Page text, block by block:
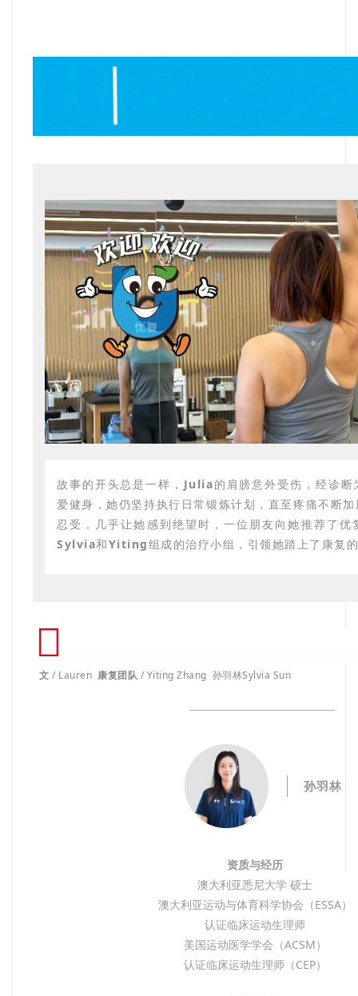
故事的开头总是一样， Julia的肩膀意外受伤，经诊
爱健身，她仍坚持执行日常锻炼计划，直至疼痛不断
忍受，几乎让她感到绝望时，一位朋友向她推荐了优
Sylvia和Yiting组成的治疗小组，引领她踏上了康复
文 / Lauren 康复团队 / Yiting Zhang 孙羽林Sylvia Sun
孙羽林
资质与经历
澳大利亚悉尼大学 硕士
澳大利亚运动与体育科学协会（ESSA）
认证临床运动生理师
美国运动医学学会（ACSM）
认证临床运动生理师（CEP）